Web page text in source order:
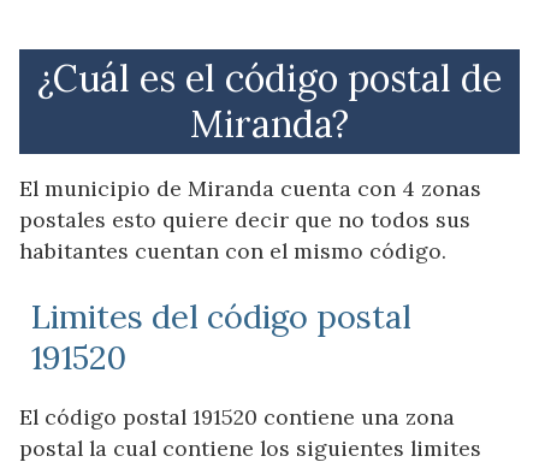
¿Cuál es el código postal de
Miranda?
El municipio de Miranda cuenta con 4 zonas
postales esto quiere decir que no todos sus
habitantes cuentan con el mismo código.
Limites del código postal
191520
El código postal 191520 contiene una zona
postal la cual contiene los siguientes limites